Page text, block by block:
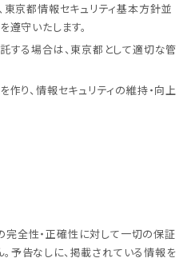
京都情報セキュリティ基本方針並
守いたします。
する場合は、東京都として適切な管
り、情報セキュリティの維持・向上
完全性・正確性に対して一切の保証
予告なしに、掲載されている情報を